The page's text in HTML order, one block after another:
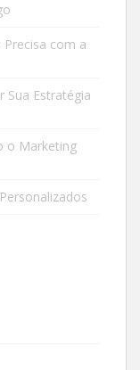
Precisa com a
Sua Estratégia
o Marketing